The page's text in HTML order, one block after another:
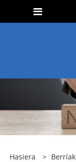
Hasiera > Berriak